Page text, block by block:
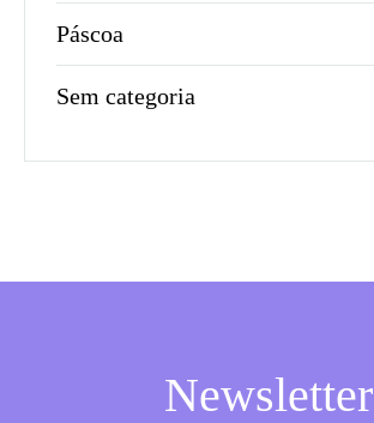
Páscoa
Sem categoria
Newsletter